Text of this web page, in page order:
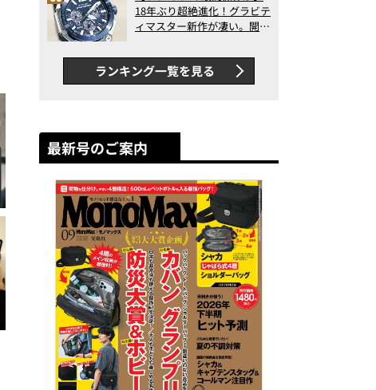
18年ぶり超絶進化！グラビテ
ィマスター新作が凄い。開発
新ムーブメントの衝撃
ランキング一覧を見る
最新号のご案内